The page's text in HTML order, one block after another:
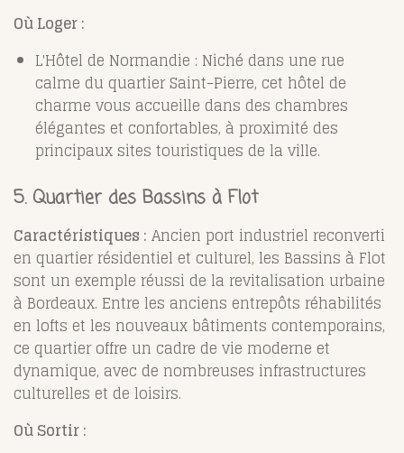
Où Loger :
L'Hôtel de Normandie : Niché dans une rue
calme du quartier Saint-Pierre, cet hôtel de
charme vous accueille dans des chambres
élégantes et confortables, à proximité des
principaux sites touristiques de la ville.
5. Quartier des Bassins à Flot
Caractéristiques : Ancien port industriel reconverti
en quartier résidentiel et culturel, les Bassins à Flot
sont un exemple réussi de la revitalisation urbaine
à Bordeaux. Entre les anciens entrepôts réhabilités
en lofts et les nouveaux bâtiments contemporains,
ce quartier offre un cadre de vie moderne et
dynamique, avec de nombreuses infrastructures
culturelles et de loisirs.
Où Sortir :